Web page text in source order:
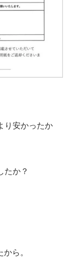
り安かったか
たか？
ら。